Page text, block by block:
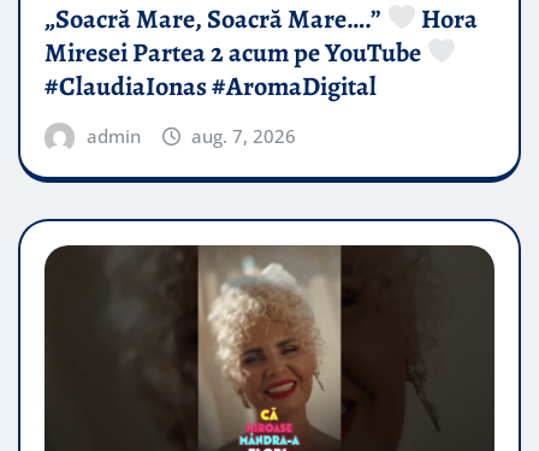
„Soacră Mare, Soacră Mare….”
Hora
Miresei Partea 2 acum pe YouTube
#ClaudiaIonas #AromaDigital
admin aug. 7, 2026